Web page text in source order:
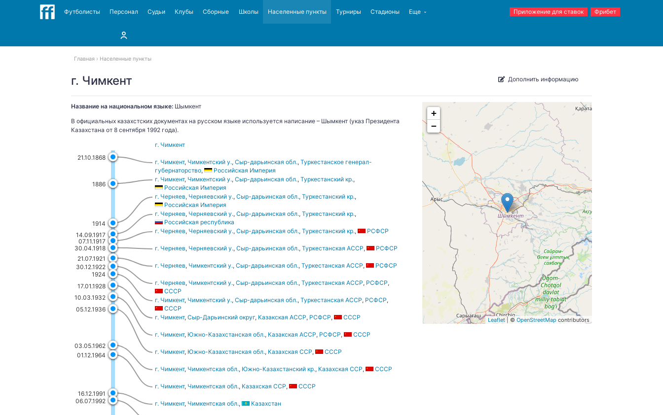
Футболисты Персонал Судьи Клубы Сборные Школы Населенные пункты Турниры Стадионы Еще Приложение для ставок Фрибет
Главная Населенные пункты
г. Чимкент Дополнить информацию
Название на национальном языке: Шымкент
В официальных казахстских документах на русском языке используется написание – Шымкент (указ Президента
Казахстана от 8 сентября 1992 года).
21.10.1868
1886
1914
14.09.1917
07.11.1917
30.04.1918
21.07.1921
30.12.1922
1924
17.01.1928
10.03.1932
05.12.1936
03.05.1962
01.12.1964
16.12.1991
06.07.1992
г. Чимкент
г. Чимкент, Чимкентский у., Сыр-дарьинская обл., Туркестанское генерал-
губернаторство,
Российская Империя
г. Чимкент, Чимкентский у., Сыр-дарьинская обл., Туркестанский кр.,
Российская Империя
г. Черняев, Черняевский у., Сыр-дарьинская обл., Туркестанский кр.,
Российская Империя
г. Черняев, Черняевский у., Сыр-дарьинская обл., Туркестанский кр.,
Российская республика
г. Черняев, Черняевский у., Сыр-дарьинская обл., Туркестанский кр., РСФСР
г. Черняев, Черняевский у., Сыр-дарьинская обл., Туркестанская АССР, РСФСР
г. Черняев, Чимкентский у., Сыр-дарьинская обл., Туркестанская АССР, РСФСР
г. Черняев, Чимкентский у., Сыр-дарьинская обл., Туркестанская АССР, РСФСР,
СССР
г. Чимкент, Чимкентский у., Сыр-дарьинская обл., Туркестанская АССР, РСФСР,
СССР
г. Чимкент, Сыр-Дарьинский округ, Казакская АССР, РСФСР, СССР
г. Чимкент, Южно-Казахстанская обл., Казакская АССР, РСФСР, СССР
г. Чимкент, Южно-Казахстанская обл., Казахская ССР, СССР
г. Чимкент, Чимкентская обл., Южно-Казахстанский кр., Казахская ССР, СССР
г. Чимкент, Чимкентская обл., Казахская ССР, СССР
г. Чимкент, Чимкентская обл., Казахстан
+
−
Leaflet| © OpenStreetMap contributors